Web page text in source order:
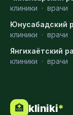
клиники · врачи
Юнусабадский
клиники · врачи
Янгихаётский
клиники · врачи
🏥 kliniki*